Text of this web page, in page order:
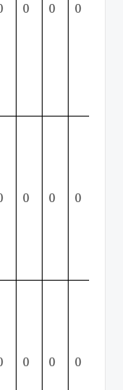
0 0 0
0 0 0
0 0 0